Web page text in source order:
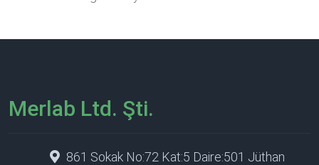
Merlab Ltd. Şti.
861 Sokak No:72 Kat:5 Daire:501 Jüthan